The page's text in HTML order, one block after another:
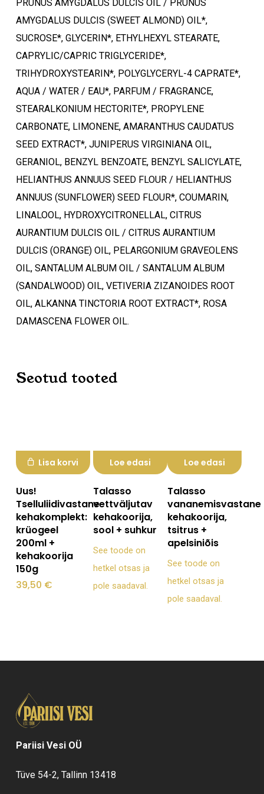
Ostukorvis ei ole tooteid.
Mine poodi
PRUNUS AMYGDALUS DULCIS OIL / PRUNUS
AMYGDALUS DULCIS (SWEET ALMOND) OIL*,
SUCROSE*, GLYCERIN*, ETHYLHEXYL STEARATE,
CAPRYLIC/CAPRIC TRIGLYCERIDE*,
TRIHYDROXYSTEARIN*, POLYGLYCERYL-4 CAPRATE*,
AQUA / WATER / EAU*, PARFUM / FRAGRANCE,
STEARALKONIUM HECTORITE*, PROPYLENE
CARBONATE, LIMONENE, AMARANTHUS CAUDATUS
SEED EXTRACT*, JUNIPERUS VIRGINIANA OIL,
GERANIOL, BENZYL BENZOATE, BENZYL SALICYLATE,
HELIANTHUS ANNUUS SEED FLOUR / HELIANTHUS
ANNUUS (SUNFLOWER) SEED FLOUR*, COUMARIN,
LINALOOL, HYDROXYCITRONELLAL, CITRUS
AURANTIUM DULCIS OIL / CITRUS AURANTIUM
DULCIS (ORANGE) OIL, PELARGONIUM GRAVEOLENS
OIL, SANTALUM ALBUM OIL / SANTALUM ALBUM
(SANDALWOOD) OIL, VETIVERIA ZIZANOIDES ROOT
OIL, ALKANNA TINCTORIA ROOT EXTRACT*, ROSA
DAMASCENA FLOWER OIL.
Seotud tooted
Lisa korvi
Uus!
Tselluliidivastane
kehakomplekt:
krüogeel
200ml +
kehakoorija
150g
39,50 €
Loe edasi
Talasso
vettväljutav
kehakoorija,
sool + suhkur
See toode on
hetkel otsas ja
pole saadaval.
Loe edasi
Talasso
vananemisvastane
kehakoorija,
tsitrus +
apelsiniõis
See toode on
hetkel otsas ja
pole saadaval.
Pariisi Vesi OÜ
Tüve 54-2, Tallinn 13418